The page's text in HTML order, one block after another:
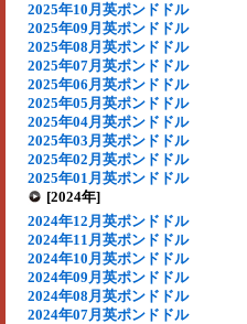
2025年10月英ポンドドル
2025年09月英ポンドドル
2025年08月英ポンドドル
2025年07月英ポンドドル
2025年06月英ポンドドル
2025年05月英ポンドドル
2025年04月英ポンドドル
2025年03月英ポンドドル
2025年02月英ポンドドル
2025年01月英ポンドドル
[2024年]
2024年12月英ポンドドル
2024年11月英ポンドドル
2024年10月英ポンドドル
2024年09月英ポンドドル
2024年08月英ポンドドル
2024年07月英ポンドドル